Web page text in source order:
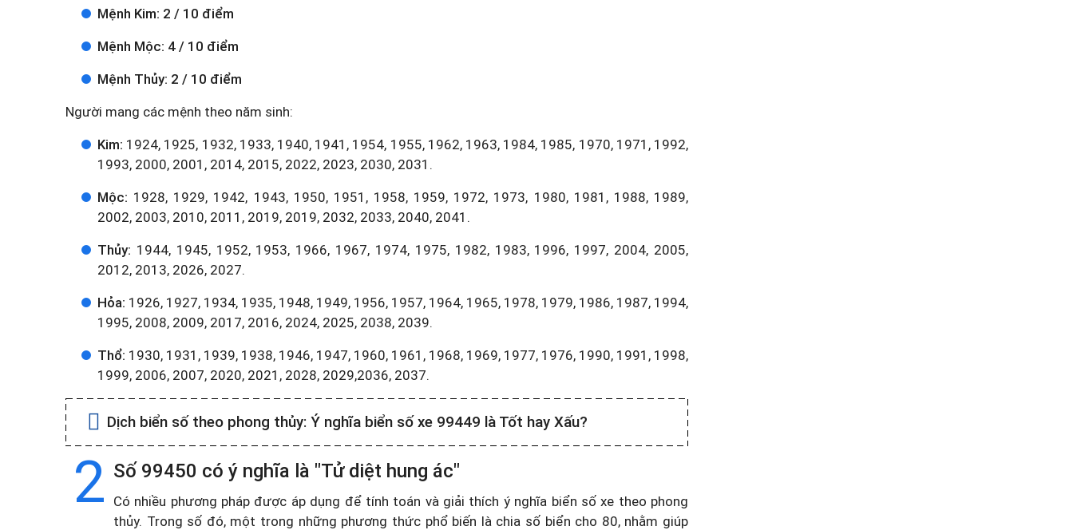
Mệnh Kim: 2 / 10 điểm
Mệnh Mộc: 4 / 10 điểm
Mệnh Thủy: 2 / 10 điểm
Người mang các mệnh theo năm sinh:
Kim: 1924, 1925, 1932, 1933, 1940, 1941, 1954, 1955, 1962, 1963, 1984, 1985, 1970, 1971, 1992,
1993, 2000, 2001, 2014, 2015, 2022, 2023, 2030, 2031.
Mộc: 1928, 1929, 1942, 1943, 1950, 1951, 1958, 1959, 1972, 1973, 1980, 1981, 1988, 1989,
2002, 2003, 2010, 2011, 2019, 2019, 2032, 2033, 2040, 2041.
Thủy: 1944, 1945, 1952, 1953, 1966, 1967, 1974, 1975, 1982, 1983, 1996, 1997, 2004, 2005,
2012, 2013, 2026, 2027.
Hỏa: 1926, 1927, 1934, 1935, 1948, 1949, 1956, 1957, 1964, 1965, 1978, 1979, 1986, 1987, 1994,
1995, 2008, 2009, 2017, 2016, 2024, 2025, 2038, 2039.
Thổ: 1930, 1931, 1939, 1938, 1946, 1947, 1960, 1961, 1968, 1969, 1977, 1976, 1990, 1991, 1998,
1999, 2006, 2007, 2020, 2021, 2028, 2029,2036, 2037.
Dịch biển số theo phong thủy: Ý nghĩa biển số xe 99449 là Tốt hay Xấu?
2 Số 99450 có ý nghĩa là "Tử diệt hung ác"
Có nhiều phương pháp được áp dụng để tính toán và giải thích ý nghĩa biển số xe theo phong
thủy. Trong số đó, một trong những phương thức phổ biến là chia số biển cho 80, nhằm giúp